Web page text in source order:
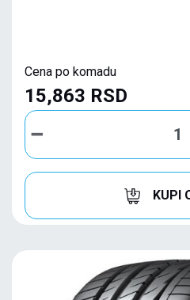
Cena po komadu
15,863 RSD
KUPI